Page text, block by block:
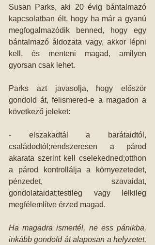
Susan Parks, aki 20 évig bántalmazó
kapcsolatban élt, hogy ha már a gyanú
megfogalmazódik benned, hogy egy
bántalmazó áldozata vagy, akkor lépni
kell, és menteni magad, amilyen
gyorsan csak lehet.
Parks azt javasolja, hogy először
gondold át, felismered-e a magadon a
következő jeleket:
- elszakadtál a barátaidtól,
családodtól;rendszeresen a párod
akarata szerint kell cselekedned;otthon
a párod kontrollálja a környezetedet,
pénzedet, szavaidat,
gondolataidat;testileg vagy lelkileg
megfélemlítve érzed magad.
Ha magadra ismertél, ne ess pánikba,
inkább gondold át alaposan a helyzetet,